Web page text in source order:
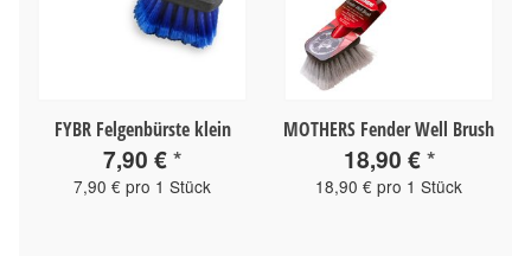
FYBR Felgenbürste klein
7,90 €*
7,90 € pro 1 Stück
MOTHERS Fender Well Brush
18,90 €*
18,90 € pro 1 Stück